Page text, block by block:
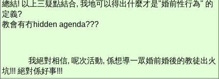
總結! 以上三疑點結合, 我地可以得出什麼才是"婚前性行為" 的
定義?
教會有冇hidden agenda???
我絕對相信, 呢次活動, 係想導一眾婚前婚後的教徒出火
坑!!! 絕對係好事!!!